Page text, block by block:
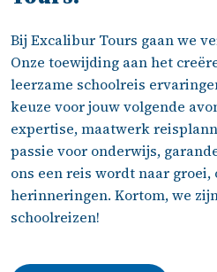
Bij Excalibur Tours gaan we
Onze toewijding aan het
leerzame schoolreis
keuze voor jouw volgende
expertise, maatwerk
passie voor onderwijs,
ons een reis wordt naar
herinneringen. Kortom, we
schoolreizen!